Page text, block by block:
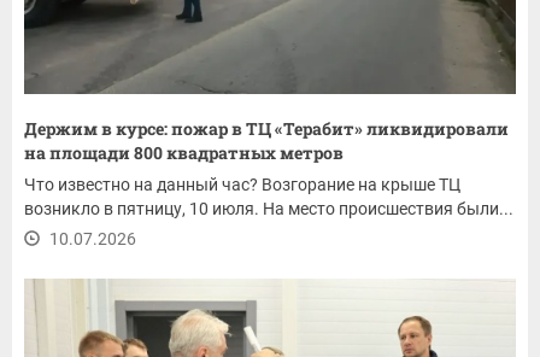
Держим в курсе: пожар в ТЦ «Терабит» ликвидировали
на площади 800 квадратных метров
Что известно на данный час? Возгорание на крыше ТЦ
возникло в пятницу, 10 июля. На место происшествия были...
10.07.2026